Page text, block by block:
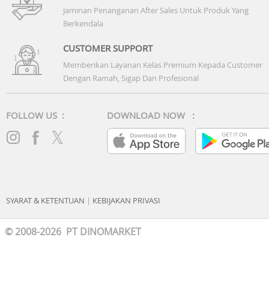
Jaminan Penanganan After Sales Untuk Produk Yang
Berkendala
CUSTOMER SUPPORT
Memberikan Layanan Kelas Premium Kepada Customer
Dengan Ramah, Sigap Dan Profesional
FOLLOW US : DOWNLOAD NOW :
SYARAT & KETENTUAN | KEBIJAKAN PRIVASI
© 2008-2026 PT DINOMARKET